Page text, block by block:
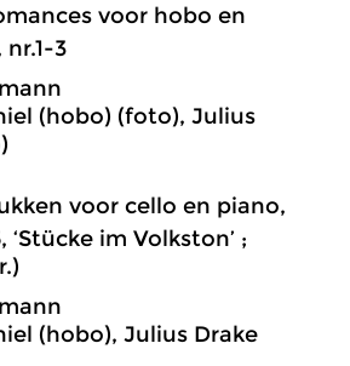
voor hobo en
3
(hobo) (foto), Julius
voor cello en piano,
‘Stücke im Volkston’ ;
(hobo), Julius Drake